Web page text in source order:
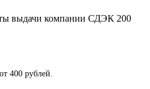
выдачи компании СДЭК 200
400 рублей.